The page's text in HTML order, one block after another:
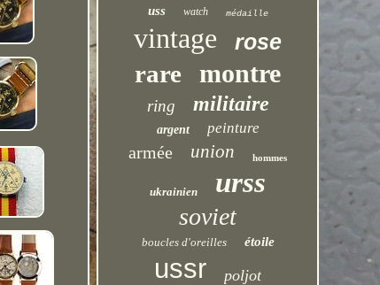
uss watch médaille
vintage rose
rare montre
ring militaire
argent peinture
armée union hommes
ukrainien urss
soviet
boucles d'oreilles étoile
ussr poljot